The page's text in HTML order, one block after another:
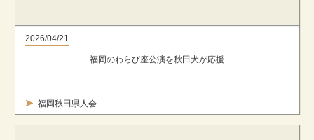
2026/04/21
福岡秋田県人会
福岡のわらび座公演を秋田犬が応援